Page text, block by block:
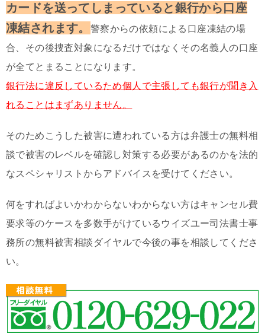
カードを送ってしまっていると銀行から口座
凍結されます。
警察からの依頼による口座凍結の場
合、その後捜査対象になるだけではなくその名義人の口座
が全てとまることになります。
銀行法に違反しているため個人で主張しても銀行が聞き入
れることはまずありません。
そのためこうした被害に遭われている方は弁護士の無料相
談で被害のレベルを確認し対策する必要があるのかを法的
なスペシャリストからアドバイスを受けてください。
何をすればよいかわからないわからない方はキャンセル費
要求等のケースを多数手がけているウイズユー司法書士事
務所の無料被害相談ダイヤルで今後の事を相談してくださ
い。